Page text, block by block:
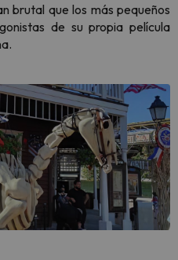
brutal que los más pequeños
de su propia película